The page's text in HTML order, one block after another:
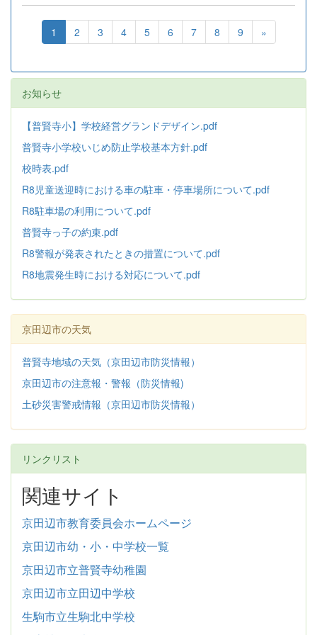
1 2 3 4 5 6 7 8 9 »
お知らせ
【普賢寺小】学校経営グランドデザイン.pdf
普賢寺小学校いじめ防止学校基本方針.pdf
校時表.pdf
R8児童送迎時における車の駐車・停車場所について.pdf
R8駐車場の利用について.pdf
普賢寺っ子の約束.pdf
R8警報が発表されたときの措置について.pdf
R8地震発生時における対応について.pdf
京田辺市の天気
普賢寺地域の天気（京田辺市防災情報）
京田辺市の注意報・警報（防災情報)
土砂災害警戒情報（京田辺市防災情報）
リンクリスト
関連サイト
京田辺市教育委員会ホームページ
京田辺市幼・小・中学校一覧
京田辺市立普賢寺幼稚園
京田辺市立田辺中学校
生駒市立生駒北中学校